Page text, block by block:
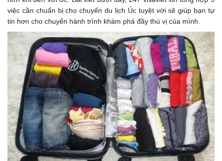
việc cần chuẩn bị cho chuyến du lịch Úc tuyệt vời sẽ giúp bạn tự
tin hơn cho chuyến hành trình khám phá đầy thú vị của mình.